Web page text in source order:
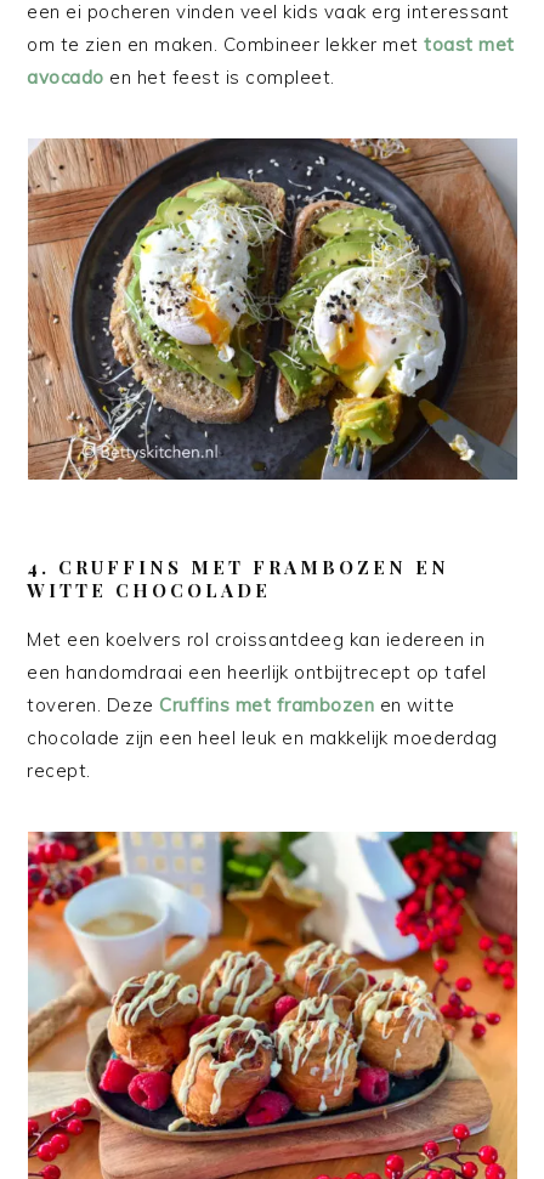
een ei pocheren vinden veel kids vaak erg interessant
om te zien en maken. Combineer lekker mettoast met
avocado en het feest is compleet.
4. CRUFFINS MET FRAMBOZEN EN
WITTE CHOCOLADE
Met een koelvers rol croissantdeeg kan iedereen in
een handomdraai een heerlijk ontbijtrecept op tafel
toveren. DezeCruffins met frambozen en witte
chocolade zijn een heel leuk en makkelijk moederdag
recept.